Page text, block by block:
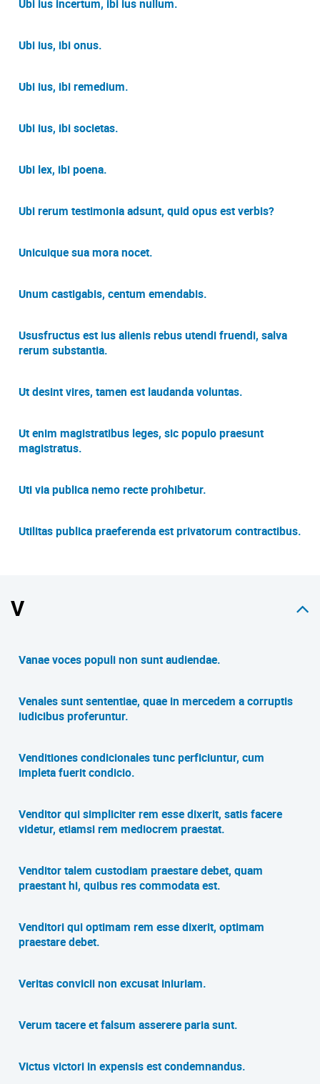
Ubi ius incertum, ibi ius nullum.
Ubi ius, ibi onus.
Ubi ius, ibi remedium.
Ubi ius, ibi societas.
Ubi lex, ibi poena.
Ubi rerum testimonia adsunt, quid opus est verbis?
Unicuique sua mora nocet.
Unum castigabis, centum emendabis.
Ususfructus est ius alienis rebus utendi fruendi, salva
rerum substantia.
Ut desint vires, tamen est laudanda voluntas.
Ut enim magistratibus leges, sic populo praesunt
magistratus.
Uti via publica nemo recte prohibetur.
Utilitas publica praeferenda est privatorum contractibus.
V
Vanae voces populi non sunt audiendae.
Venales sunt sententiae, quae in mercedem a corruptis
iudicibus proferuntur.
Venditiones condicionales tunc perficiuntur, cum
impleta fuerit condicio.
Venditor qui simpliciter rem esse dixerit, satis facere
videtur, etiamsi rem mediocrem praestat.
Venditor talem custodiam praestare debet, quam
praestant hi, quibus res commodata est.
Venditori qui optimam rem esse dixerit, optimam
praestare debet.
Veritas convicii non excusat iniuriam.
Verum tacere et falsum asserere paria sunt.
Victus victori in expensis est condemnandus.